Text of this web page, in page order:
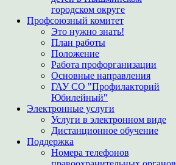
городском округе
Профсоюзный комитет
Это нужно знать!
План работы
Положение
Работа профорганизации
Основные направления
ГАУ СО "Профилакторий
Юбилейный"
Электронные услуги
Услуги в электронном виде
Дистанционное обучение
Поддержка
Номера телефонов